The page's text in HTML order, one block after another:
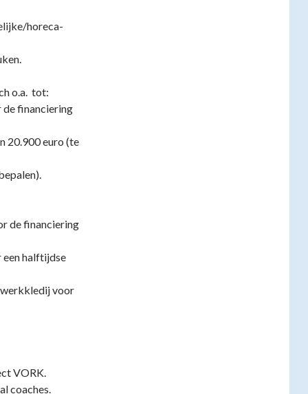
horeca-
o.a. tot:
de financiering
20.900 euro (te
de financiering
een halftijdse
werkkledij voor
VORK.
coaches.